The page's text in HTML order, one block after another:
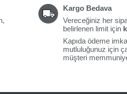
Kargo Bedava
Vereceğiniz her
belirlenen limit için
Kapıda ödeme
mutluluğunuz için
müşteri